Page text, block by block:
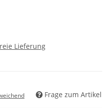
Lieferung
Frage zum Artikel